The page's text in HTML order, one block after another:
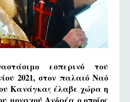
εσπερινό του
2021, στον παλαιό Ναό
Κανάγκας έλαβε χώρα η